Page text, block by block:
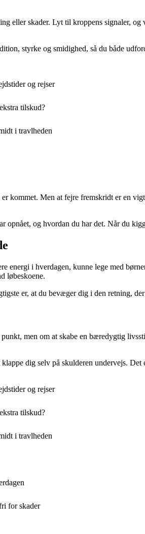
eller skader. Lyt til kroppens signaler,
styrke og smidighed, så du både
og rejser
tilskud?
i travlheden
kommet. Men at fejre fremskridt er en
opnået, og hvordan du har det. Når du
energi i hverdagen, kunne lege med
løbeskoene.
er, at du bevæger dig i den retning,
men om at skabe en bæredygtig
dig selv på skulderen undervejs.
og rejser
tilskud?
i travlheden
for skader